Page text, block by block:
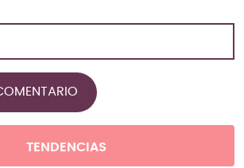
TENDENCIAS